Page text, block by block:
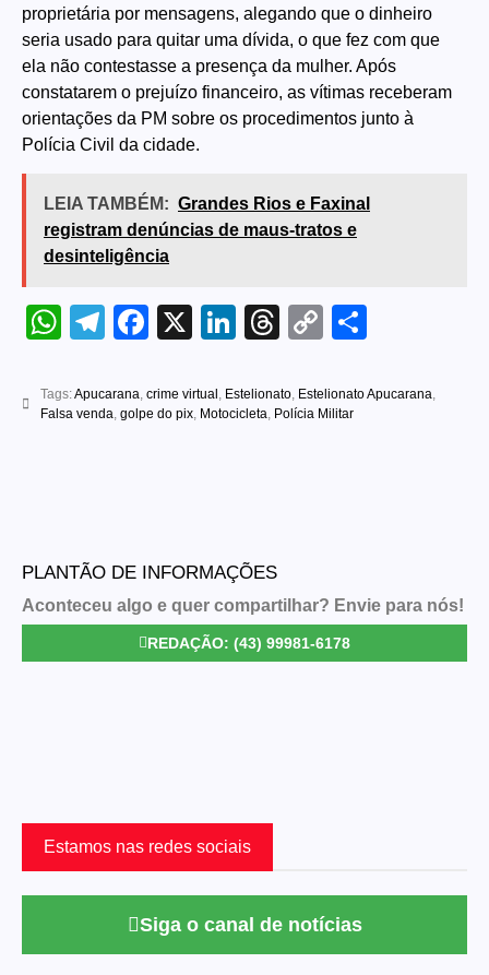
proprietária por mensagens, alegando que o dinheiro
seria usado para quitar uma dívida, o que fez com que
ela não contestasse a presença da mulher. Após
constatarem o prejuízo financeiro, as vítimas receberam
orientações da PM sobre os procedimentos junto à
Polícia Civil da cidade.
LEIA TAMBÉM: Grandes Rios e Faxinal
registram denúncias de maus-tratos e
desinteligência
WhatsApp
Telegram
Facebook
X LinkedIn
Threads
Copy
Tags:Apucarana, crime virtual , Estelionato, Estelionato Apucarana,
Falsa venda, golpe do pix, Motocicleta, Polícia Militar
PLANTÃO DE INFORMAÇÕES
Aconteceu algo e quer compartilhar? Envie para nós!
REDAÇÃO: (43) 99981-6178
Estamos nas redes sociais
Siga o canal de notícias